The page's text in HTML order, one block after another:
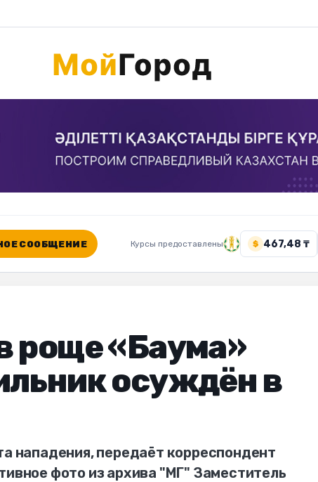
СООБЩЕНИЕ Курсы предоставлены $ 467,48 ₸
роще «Баума»
осуждён в
нападения, передаёт корреспондент
фото из архива "МГ" Заместитель